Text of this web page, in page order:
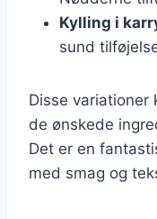
Kylling i
sund
Disse variationer
de ønskede
Det er en
med smag og